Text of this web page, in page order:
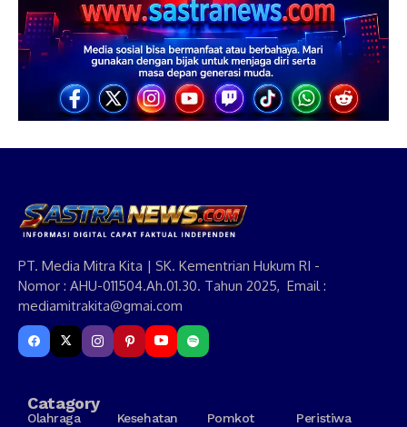
PT. Media Mitra Kita | SK. Kementrian Hukum RI -
Nomor : AHU-011504.Ah.01.30. Tahun 2025, Email :
mediamitrakita@gmai.com
Catagory
Olahraga Kesehatan Pomkot Peristiwa